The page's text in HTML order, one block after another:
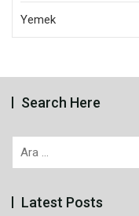
Yemek
Search Here
Arama:
Latest Posts